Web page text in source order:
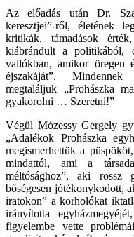
Az előadás után Dr.
keresztjei”-ről, életének
kritikák, támadások
kiábrándult a politikából,
vallókban, amikor öregen
éjszakáját”.
megtaláljuk „Prohászka
gyakorolni … Szeretni!”
Végül Mózessy Gergely
„Adalékok Prohászka
megismerhettük a
mindattól, ami a
méltósághoz”, aki rossz
bőségesen jótékonykodott,
iratokon” a korholókat
irányította
figyelembe vette